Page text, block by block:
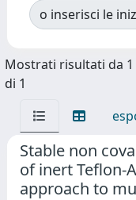
o inserisci le
Mostrati risultati da 1
di 1
Stable non
of inert Teflon-
approach to